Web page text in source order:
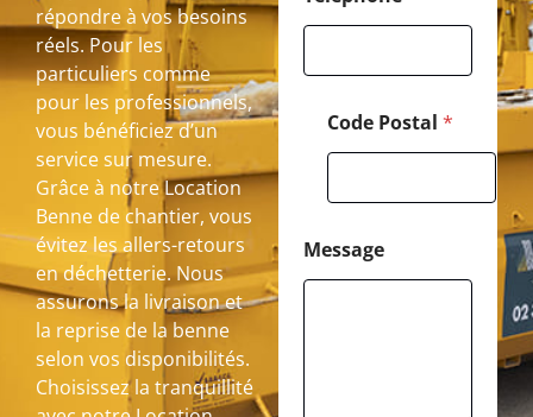
répondre à vos besoins
réels. Pour les
particuliers comme
pour les professionnels,
vous bénéficiez d’un
service sur mesure.
Grâce à notre Location
Benne de chantier, vous
évitez les allers-retours
en déchetterie. Nous
assurons la livraison et
la reprise de la benne
selon vos disponibilités.
Choisissez la tranquillité
Code Postal *
Message